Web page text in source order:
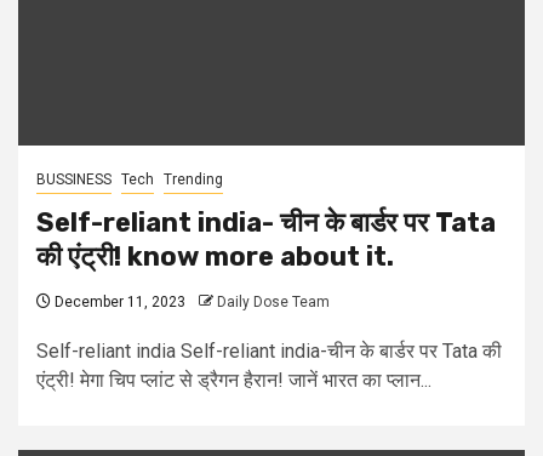
BUSSINESS Tech Trending
Self-reliant india- चीन के बार्डर पर Tata
की एंट्री! know more about it.
December 11, 2023 Daily Dose Team
Self-reliant india Self-reliant india-चीन के बार्डर पर Tata की
एंट्री! मेगा चिप प्लांट से ड्रैगन हैरान! जानें भारत का प्लान...